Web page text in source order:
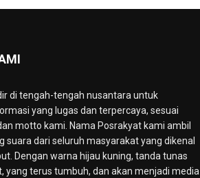
di tengah-tengah nusantara untuk
yang lugas dan terpercaya, sesuai
motto kami. Nama Posrakyat kami ambil
suara dari seluruh masyarakat yang dikenal
Dengan warna hijau kuning, tanda tunas
yang terus tumbuh, dan akan menjadi media